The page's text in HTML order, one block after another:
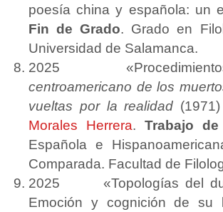
poesía china y española: un
Fin de Grado. Grado en
Universidad de Salamanca.
2025
centroamericano de los
vueltas por la realidad
Morales Herrera. Trabajo
Española e
Comparada. Facultad de
2025 «Topologías del
Emoción y cognición de su